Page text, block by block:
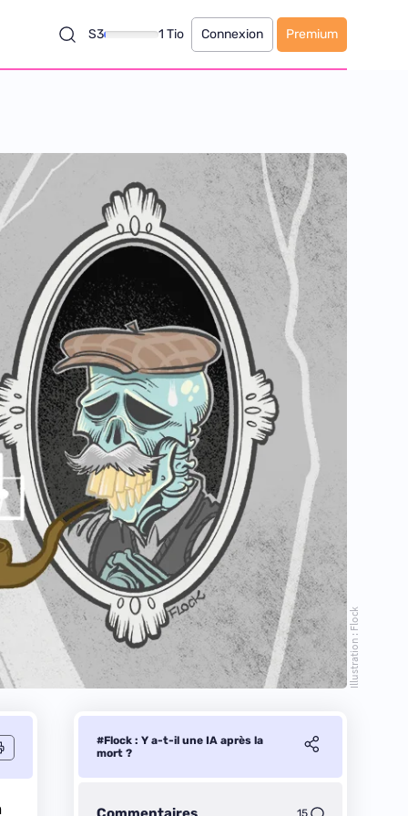
S3 1 Tio Connexion Premium
Illustration : Flock
#Flock : Y a-t-il une IA après la
mort ?
15